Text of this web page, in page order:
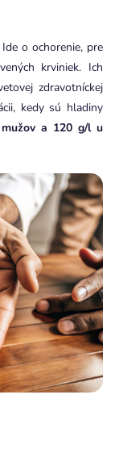
o ochorenie, pre
krviniek. Ich
zdravotníckej
kedy sú hladiny
a 120 g/l u